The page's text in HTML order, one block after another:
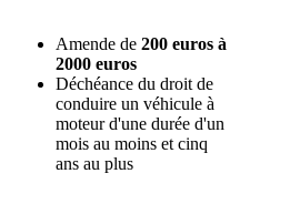
Amende de 200 euros à
2000 euros
Déchéance du droit de
conduire un véhicule à
moteur d'une durée d'un
mois au moins et cinq
ans au plus